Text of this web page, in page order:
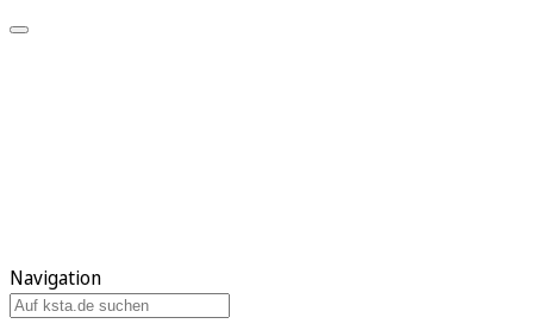
Navigation